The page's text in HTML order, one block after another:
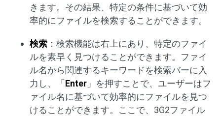
きます。その結果、特定の条件に基づいて効
率的にファイルを検索することができます。
検索 ：検索機能は右上にあり、特定のファイ
ルを素早く見つけることができます。ファイ
ル名から関連するキーワードを検索バーに入
力し、「 Enter 」を押すことで、ユーザーはフ
ァイル名に基づいて効率的にファイルを見つ
けることができます。ここで、3G2ファイル